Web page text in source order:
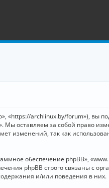
«https://archlinux.by/forum»), вы
Мы оставляем за собой право
изменений, так как
обеспечение phpBB»,
phpBB строго связаны с
и/или поведения в них.